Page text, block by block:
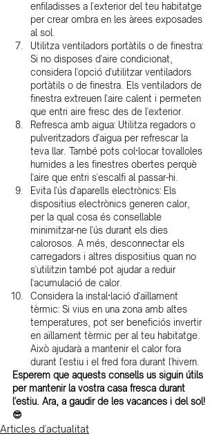
enfiladisses a l'exterior del teu habitatge
per crear ombra en les àrees exposades
al sol.
Utilitza ventiladors portàtils o de finestra:
Si no disposes d'aire condicionat,
considera l'opció d'utilitzar ventiladors
portàtils o de finestra. Els ventiladors de
finestra extreuen l'aire calent i permeten
que entri aire fresc des de l'exterior.
Refresca amb aigua: Utilitza regadors o
pulveritzadors d'aigua per refrescar la
teva llar. També pots col·locar tovalloles
humides a les finestres obertes perquè
l'aire que entri s'escalfi al passar-hi.
Evita l'ús d'aparells electrònics: Els
dispositius electrònics generen calor,
per la qual cosa és consellable
minimitzar-ne l'ús durant els dies
calorosos. A més, desconnectar els
carregadors i altres dispositius quan no
s'utilitzin també pot ajudar a reduir
l'acumulació de calor.
Considera la instal·lació d'aïllament
tèrmic: Si vius en una zona amb altes
temperatures, pot ser beneficiós invertir
en aïllament tèrmic per al teu habitatge.
Això ajudarà a mantenir el calor fora
durant l'estiu i el fred fora durant l'hivern.
Esperem que aquests consells us siguin útils
per mantenir la vostra casa fresca durant
l'estiu. Ara, a gaudir de les vacances i del sol!
😎
Articles d'actualitat